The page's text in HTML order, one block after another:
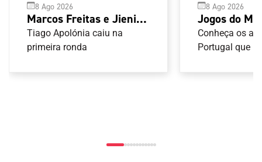
8 Ago 2026
Marcos Freitas e Jieni
Shao avançam na
qualificação do Europe
Tiago Apolónia caiu na
primeira ronda
8 Ago 2026
Jogos do
Taranto
Arco
Conheça os
Portugal que